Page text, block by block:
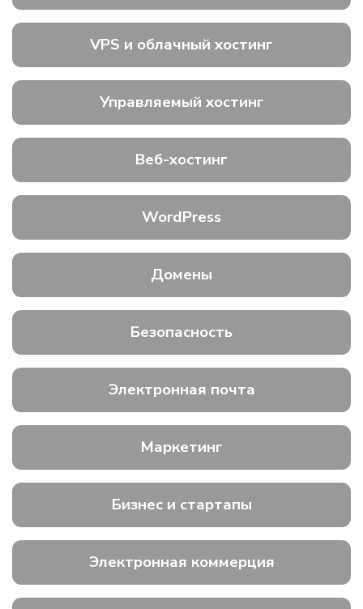
VPS и облачный хостинг
Управляемый хостинг
Веб-хостинг
WordPress
Домены
Безопасность
Электронная почта
Маркетинг
Бизнес и стартапы
Электронная коммерция